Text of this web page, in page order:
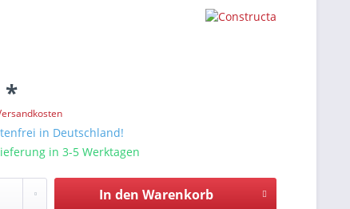
*
in Deutschland!
in 3-5 Werktagen
In den Warenkorb